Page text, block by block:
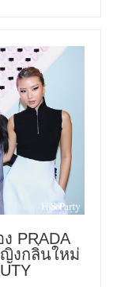
PRADA
งกลิ่นใหม่